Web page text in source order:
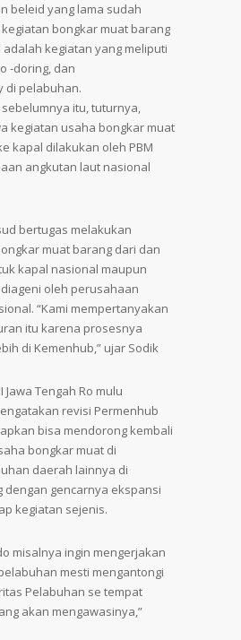
beleid yang lama sudah
bongkar muat barang
kegiatan yang meliputi
-doring, dan
di pelabuhan.
itu, tuturnya,
kegiatan usaha bongkar muat
kapal dilakukan oleh PBM
angkutan laut nasional
bertugas melakukan
muat barang dari dan
kapal nasional maupun
oleh perusahaan
“Kami mempertanyakan
itu karena prosesnya
di Kemenhub,” ujar Sodik
Jawa Tengah Ro mulu
revisi Permenhub
bisa mendorong kembali
bongkar muat di
daerah lainnya di
dengan gencarnya ekspansi
kegiatan sejenis.
misalnya ingin mengerjakan
mesti mengantongi
Pelabuhan se tempat
akan mengawasinya,”